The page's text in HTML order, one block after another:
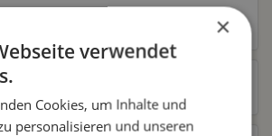
×
verwendet
Cookies, um Inhalte und
personalisieren und unseren